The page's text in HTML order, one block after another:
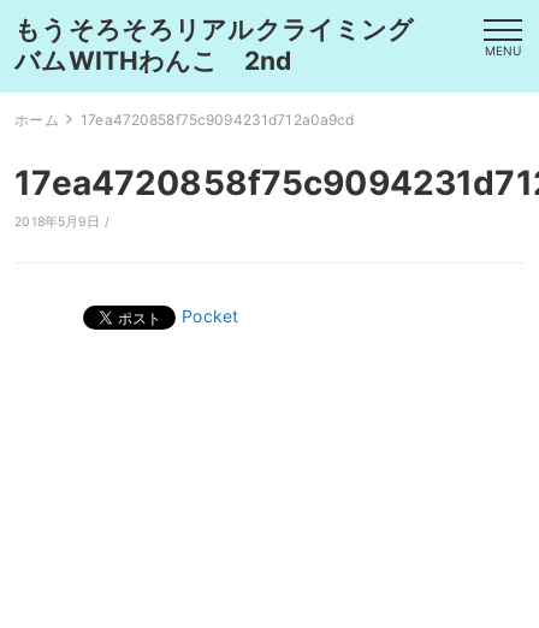
もうそろそろリアルクライミング
バムWITHわんこ 2nd
MENU
ホーム 17ea4720858f75c9094231d712a0a9cd
2018年5月9日 /
Pocket